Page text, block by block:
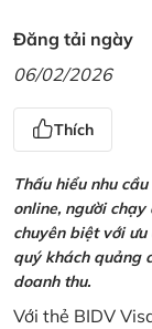
Đăng tải ngày
06/02/2026
Thích
Thấu hiểu nhu
online, người
chuyên biệt với
quý khách quảng
doanh thu.
Với thẻ BIDV